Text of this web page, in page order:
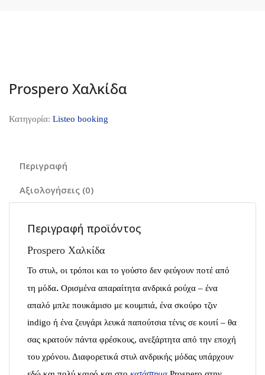
Prospero Χαλκίδα
Κατηγορία: Listeo booking
Περιγραφή
Αξιολογήσεις (0)
Περιγραφή προϊόντος
Prospero Χαλκίδα
Το στυλ, οι τρόποι και το γούστο δεν φεύγουν ποτέ από
τη μόδα. Ορισμένα απαραίτητα ανδρικά ρούχα – ένα
απαλό μπλε πουκάμισο με κουμπιά, ένα σκούρο τζιν
indigo ή ένα ζευγάρι λευκά παπούτσια τένις σε κουτί – θα
σας κρατούν πάντα φρέσκους, ανεξάρτητα από την εποχή
του χρόνου. Διαφορετικά στυλ ανδρικής μόδας υπάρχουν